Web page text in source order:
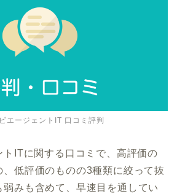
エージェントIT 口コミ評判
トITに関する口コミで、高評価の
、低評価のものの3種類に絞って抜
みも含めて、早速目を通してい